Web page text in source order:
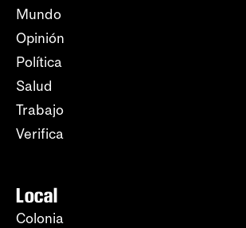
Mundo
Opinión
Política
Salud
Trabajo
Verifica
Local
Colonia